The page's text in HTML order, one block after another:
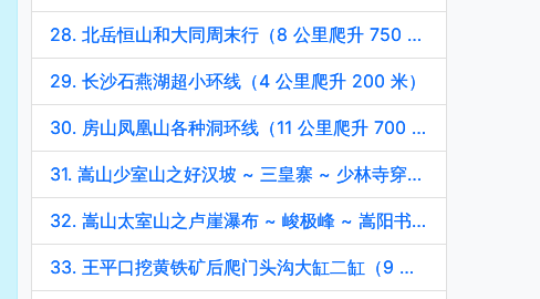
28. 北岳恒山和大同周末行（8 公里爬升 750 米）
29. 长沙石燕湖超小环线（4 公里爬升 200 米）
30. 房山凤凰山各种洞环线（11 公里爬升 700 米）
31. 嵩山少室山之好汉坡 ~ 三皇寨 ~ 少林寺穿越（8 公里爬升 600 米）
32. 嵩山太室山之卢崖瀑布 ~ 峻极峰 ~ 嵩阳书院穿越（15 公里爬升 1100 米）
33. 王平口挖黄铁矿后爬门头沟大缸二缸（9 公里爬升 400 米）